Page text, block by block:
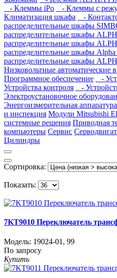
- Клеммы iPo
- Клеммы с
Климатизация шкафа
-
распределительные шкафы
распределительные шкафы
распределительные шкафы
распределительные шкафы
распределительные шкафы
Низковольтные автоматические
Программное обеспечение
-
Устройства контроля
-
Электроустановочное
Энергоизмерительная аппаратура
и инспекция Модули Mitsubishi
системные решения Приводная
компьютеры Сервис
Цилиндры
Сортировка:
Показать:
7KT9010 Переключатель
Модель: 19024-01 , 99
По запросу
Купить